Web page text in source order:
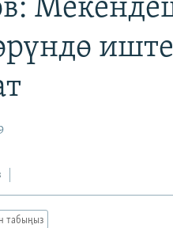
табыңыз